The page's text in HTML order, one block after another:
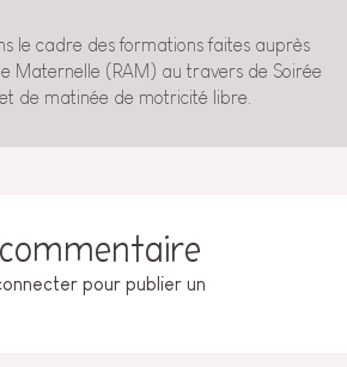
le cadre des formations faites auprès
Maternelle (RAM) au travers de Soirée
de matinée de motricité libre.
pour publier un